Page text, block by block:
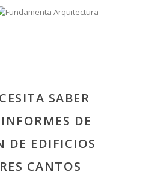
SABER
DE
DE EDIFICIOS
CANTOS